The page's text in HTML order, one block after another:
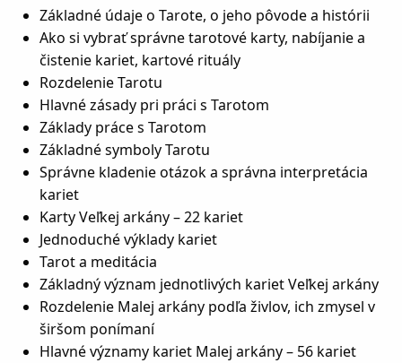
Základné údaje o Tarote, o jeho pôvode a histórii
Ako si vybrať správne tarotové karty, nabíjanie a
čistenie kariet, kartové rituály
Rozdelenie Tarotu
Hlavné zásady pri práci s Tarotom
Základy práce s Tarotom
Základné symboly Tarotu
Správne kladenie otázok a správna interpretácia
kariet
Karty Veľkej arkány – 22 kariet
Jednoduché výklady kariet
Tarot a meditácia
Základný význam jednotlivých kariet Veľkej arkány
Rozdelenie Malej arkány podľa živlov, ich zmysel v
širšom ponímaní
Hlavné významy kariet Malej arkány – 56 kariet